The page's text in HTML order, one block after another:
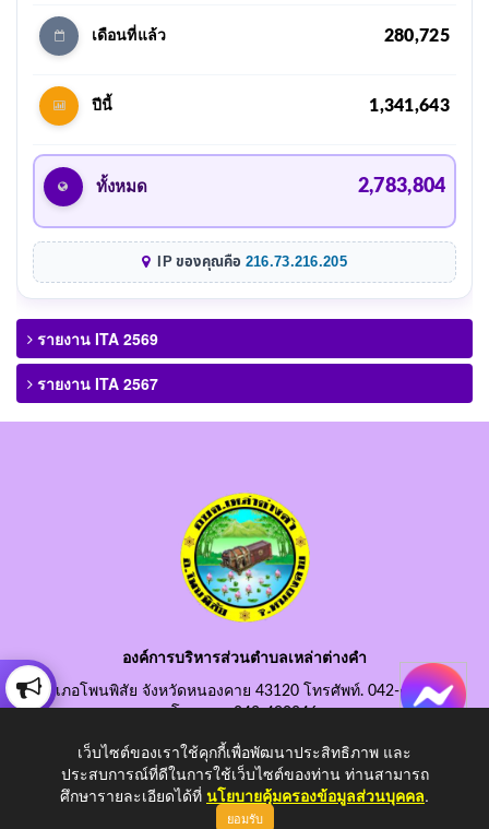
เดือนที่แล้ว 280,725
ปีนี้ 1,341,643
ทั้งหมด 2,783,804
IP ของคุณคือ 216.73.216.205
รายงาน ITA 2569
รายงาน ITA 2567
องค์การบริหารส่วนตำบลเหล่าต่างคำ
อำเภอโพนพิสัย จังหวัดหนองคาย 43120 โทรศัพท์. 042-490845
โทรสาร. 042-490846
อีเมลกลาง. saraban@laotangkham.go.th
เว็บไซต์ของเราใช้คุกกี้เพื่อพัฒนาประสิทธิภาพ และ
ประสบการณ์ที่ดีในการใช้เว็บไซต์ของท่าน ท่านสามารถ
ศึกษารายละเอียดได้ที่ นโยบายคุ้มครองข้อมูลส่วนบุคคล.
ยอมรับ